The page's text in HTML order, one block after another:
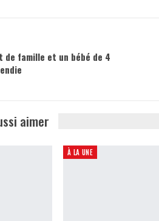
de famille et un bébé de 4
aimer
À LA UNE